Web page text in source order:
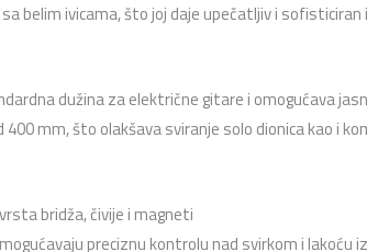
belim ivicama, što joj daje upečatljiv i sofisticiran
dužina za električne gitare i omogućava
mm, što olakšava sviranje solo dionica kao i
bridža, čivije i magneti
preciznu kontrolu nad svirkom i